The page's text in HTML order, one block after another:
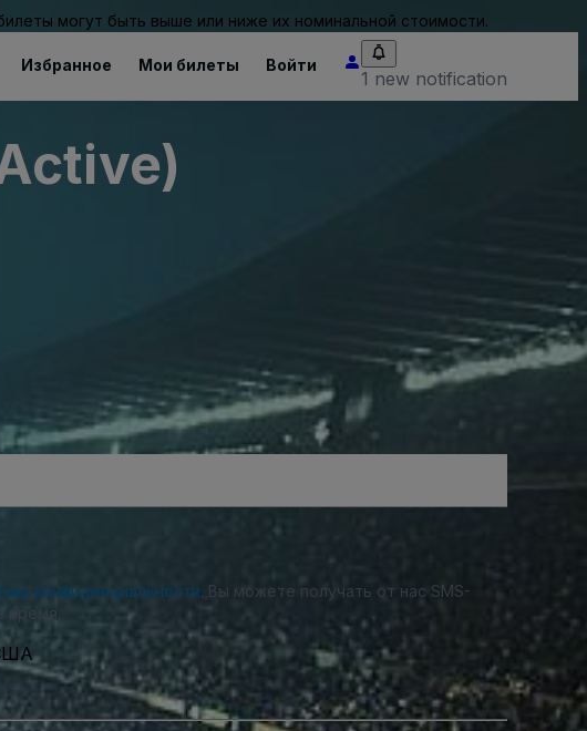
могут быть выше или ниже их номинальной стоимости.
Избранное Мои билеты Войти
1 new notification
конфиденциальности . Вы можете получать от нас SMS-
время.